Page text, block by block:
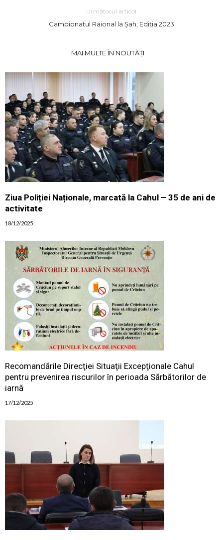
Următorul articol
Campionatul Raional la Șah, Ediția 2023
MAI MULTE ÎN NOUTĂȚI
Ziua Poliției Naționale, marcată la Cahul – 35 de ani de
activitate
18/12/2025
Recomandările Direcţiei Situaţii Excepţionale Cahul
pentru prevenirea riscurilor în perioada Sărbătorilor de
iarnă
17/12/2025